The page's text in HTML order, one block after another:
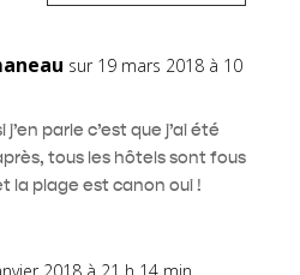
sur 19 mars 2018 à 10
j’en parle c’est que j’ai été
tous les hôtels sont fous
la plage est canon oui !